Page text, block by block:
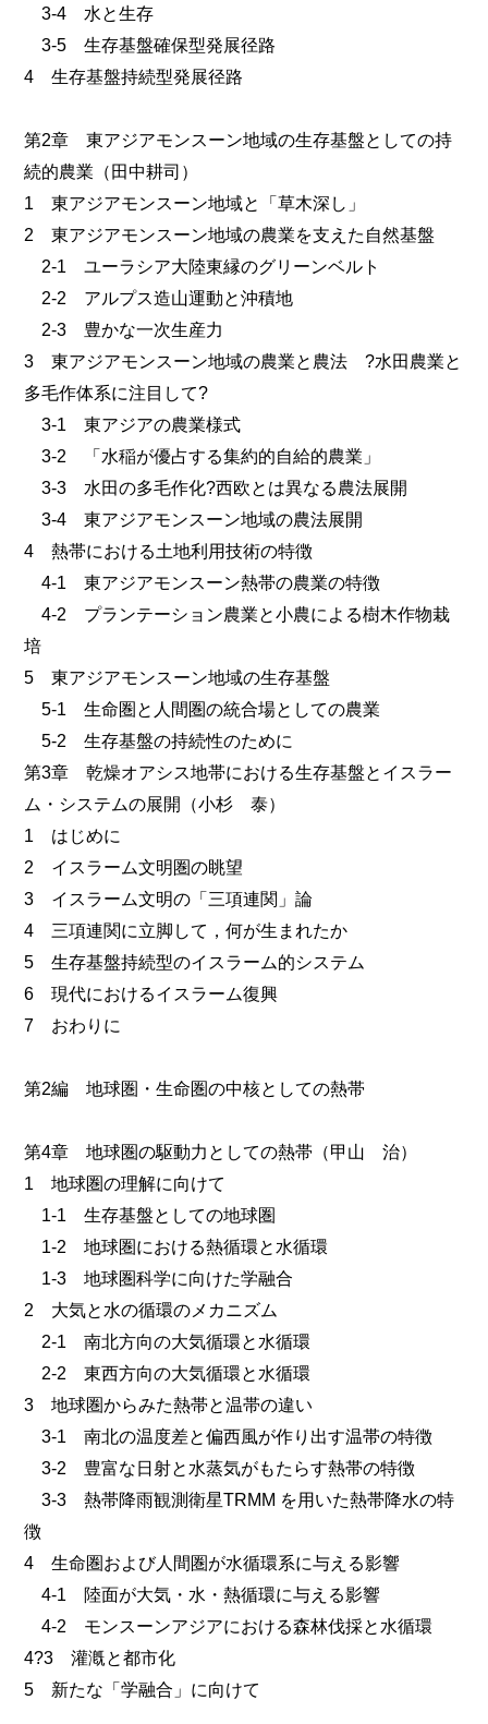
3-4 水と生存
3-5 生存基盤確保型発展径路
4 生存基盤持続型発展径路
第2章 東アジアモンスーン地域の生存基盤としての持
続的農業（田中耕司）
1 東アジアモンスーン地域と「草木深し」
2 東アジアモンスーン地域の農業を支えた自然基盤
2-1 ユーラシア大陸東縁のグリーンベルト
2-2 アルプス造山運動と沖積地
2-3 豊かな一次生産力
3 東アジアモンスーン地域の農業と農法 ?水田農業と
多毛作体系に注目して?
3-1 東アジアの農業様式
3-2 「水稲が優占する集約的自給的農業」
3-3 水田の多毛作化?西欧とは異なる農法展開
3-4 東アジアモンスーン地域の農法展開
4 熱帯における土地利用技術の特徴
4-1 東アジアモンスーン熱帯の農業の特徴
4-2 プランテーション農業と小農による樹木作物栽
培
5 東アジアモンスーン地域の生存基盤
5-1 生命圏と人間圏の統合場としての農業
5-2 生存基盤の持続性のために
第3章 乾燥オアシス地帯における生存基盤とイスラー
ム・システムの展開（小杉 泰）
1 はじめに
2 イスラーム文明圏の眺望
3 イスラーム文明の「三項連関」論
4 三項連関に立脚して，何が生まれたか
5 生存基盤持続型のイスラーム的システム
6 現代におけるイスラーム復興
7 おわりに
第2編 地球圏・生命圏の中核としての熱帯
第4章 地球圏の駆動力としての熱帯（甲山 治）
1 地球圏の理解に向けて
1-1 生存基盤としての地球圏
1-2 地球圏における熱循環と水循環
1-3 地球圏科学に向けた学融合
2 大気と水の循環のメカニズム
2-1 南北方向の大気循環と水循環
2-2 東西方向の大気循環と水循環
3 地球圏からみた熱帯と温帯の違い
3-1 南北の温度差と偏西風が作り出す温帯の特徴
3-2 豊富な日射と水蒸気がもたらす熱帯の特徴
3-3 熱帯降雨観測衛星TRMM を用いた熱帯降水の特
徴
4 生命圏および人間圏が水循環系に与える影響
4-1 陸面が大気・水・熱循環に与える影響
4-2 モンスーンアジアにおける森林伐採と水循環
4?3 灌漑と都市化
5 新たな「学融合」に向けて